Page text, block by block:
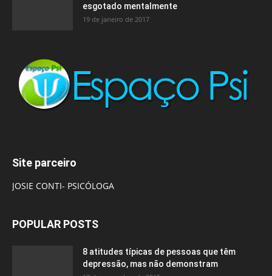
esgotado mentalmente
19 de janeiro de 2017
Site parceiro
JOSIE CONTI- PSICÓLOGA
POPULAR POSTS
8 atitudes típicas de pessoas que têm
depressão, mas não demonstram